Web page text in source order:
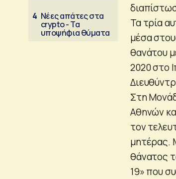
4 Νέες απάτες στα
crypto - Τα
υποψήφια θύματα
Τα τρία
μέσα
θανάτου
2020 στο
Στη
Αθηνών
τον
μητέρας.
θάνατος
19» που